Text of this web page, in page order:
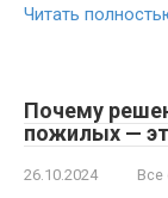
Читать
Почему
пожилых —
26.10.2024 Все